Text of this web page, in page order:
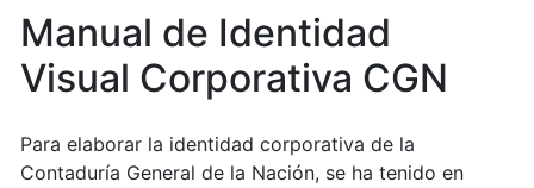
Manual de Identidad
Visual Corporativa CGN
Para elaborar la identidad corporativa de la
Contaduría General de la Nación, se ha tenido en